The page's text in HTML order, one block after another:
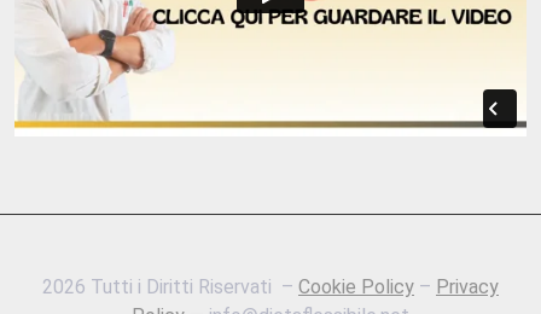
2026 Tutti i Diritti Riservati – Cookie Policy – Privacy